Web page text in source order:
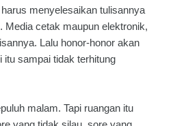
menyelesaikan tulisannya
Media cetak maupun elektronik,
Lalu honor-honor akan
itu sampai tidak terhitung
malam. Tapi ruangan itu